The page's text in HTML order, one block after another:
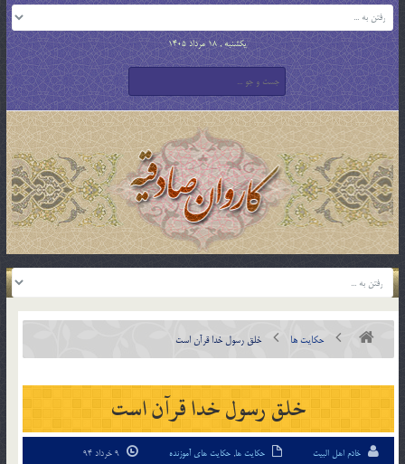
یکشنبه , 18 مرداد 1405
حکایت ها خلق رسول خدا قرآن است
خلق رسول خدا قرآن است
خادم اهل البیت حکایت ها, حکایت های آموزنده